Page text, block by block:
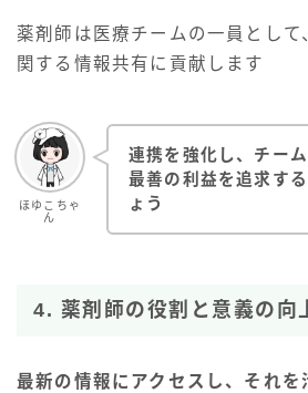
薬剤師は医療チームの一員として
関する情報共有に貢献します
ほゆこちゃ
ん
連携を強化し、チー
最善の利益を追求す
ょう
4. 薬剤師の役割と意義の向
最新の情報にアクセスし、それを